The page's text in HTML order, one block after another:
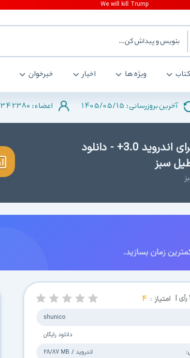
کتاب ویژه ها اخبار خبرخوان
آخرین بروزرسانی : 1405/05/15 اعضاء : 342380
دانلود سرزمین مربی ها ۲۰۱۶ نسخه 1.8 برای اندروید 3.0+ - دانلود
سبز
رأی | امتیاز : 4
shunico
دانلود رایگان
28/87 MB / اندروید